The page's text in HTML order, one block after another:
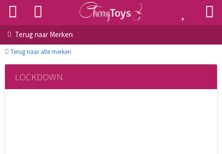
Terug naar Merken
Terug naar alle merken
LOCKDOWN